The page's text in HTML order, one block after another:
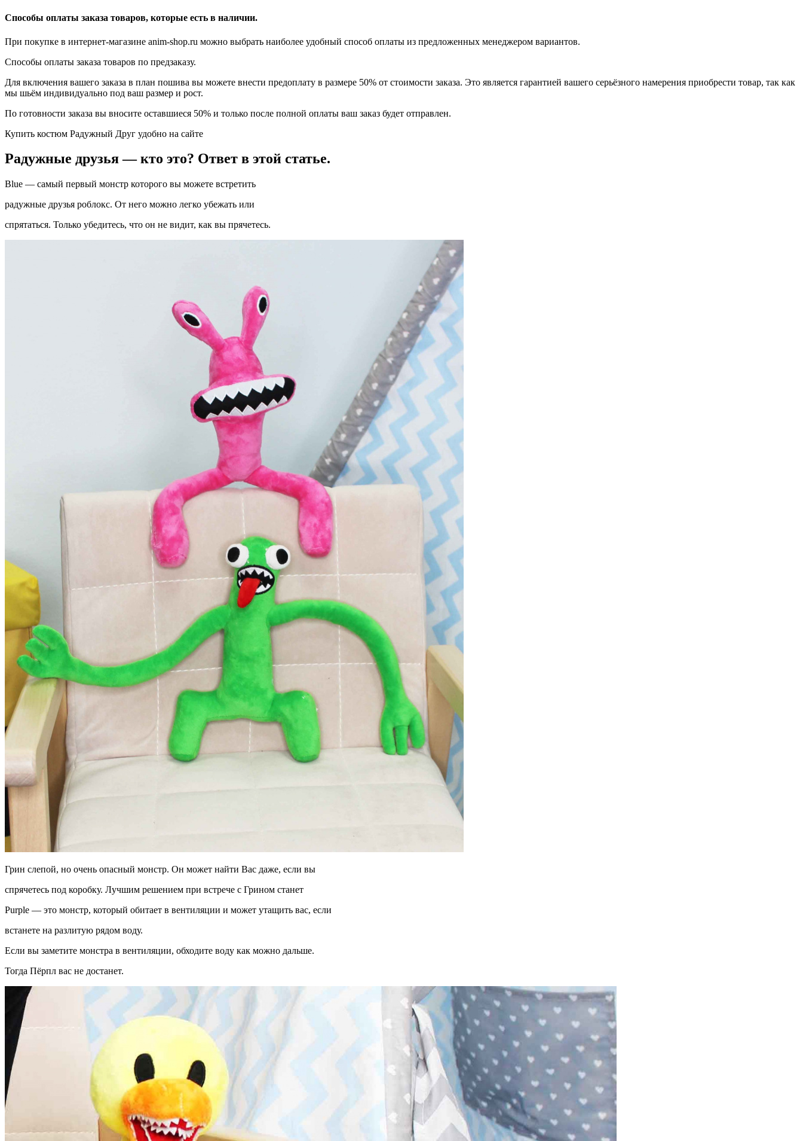
Способы оплаты заказа товаров, которые есть в наличии.
При покупке в интернет-магазине anim-shop.ru можно выбрать наиболее удобный способ оплаты из предложенных менеджером вариантов.
Способы оплаты заказа товаров по предзаказу.
Для включения вашего заказа в план пошива вы можете внести предоплату в размере 50% от стоимости заказа. Это является гарантией вашего серьёзного намерения приобрести товар, так как
мы шьём индивидуально под ваш размер и рост.
По готовности заказа вы вносите оставшиеся 50% и только после полной оплаты ваш заказ будет отправлен.
Купить костюм Радужный Друг удобно на сайте
Радужные друзья — кто это? Ответ в этой статье.
Blue — самый первый монстр которого вы можете встретить
радужные друзья роблокс. От него можно легко убежать или
спрятаться. Только убедитесь, что он не видит, как вы прячетесь.
Грин слепой, но очень опасный монстр. Он может найти Вас даже, если вы
спрячетесь под коробку. Лучшим решением при встрече с Грином станет
Purple — это монстр, который обитает в вентиляции и может утащить вас, если
встанете на разлитую рядом воду.
Если вы заметите монстра в вентиляции, обходите воду как можно дальше.
Тогда Пёрпл вас не достанет.